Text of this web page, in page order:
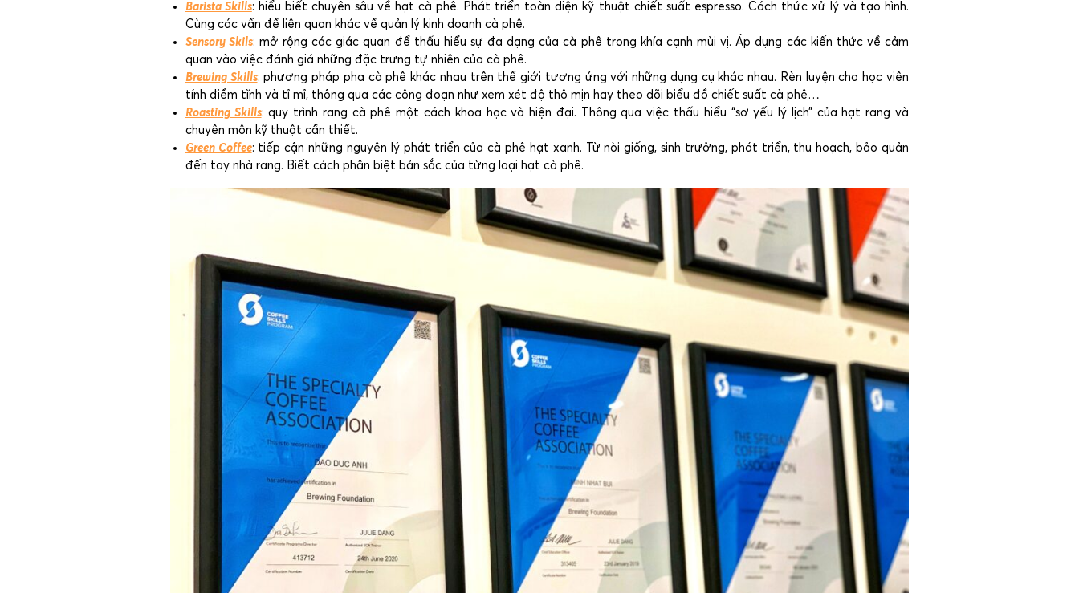
Barista Skills: hiểu biết chuyên sâu về hạt cà phê. Phát triển toàn diện kỹ thuật chiết suất espresso. Cách thức xử lý và tạo hình.
Cùng các vấn đề liên quan khác về quản lý kinh doanh cà phê.
Sensory Skils: mở rộng các giác quan để thấu hiểu sự đa dạng của cà phê trong khía cạnh mùi vị. Áp dụng các kiến thức về cảm
quan vào việc đánh giá những đặc trưng tự nhiên của cà phê.
Brewing Skills: phương pháp pha cà phê khác nhau trên thế giới tương ứng với những dụng cụ khác nhau. Rèn luyện cho học viên
tính điềm tĩnh và tỉ mỉ, thông qua các công đoạn như xem xét độ thô mịn hay theo dõi biểu đồ chiết suất cà phê…
Roasting Skills: quy trình rang cà phê một cách khoa học và hiện đại. Thông qua việc thấu hiểu “sơ yếu lý lịch” của hạt rang và
chuyên môn kỹ thuật cần thiết.
Green Coffee: tiếp cận những nguyên lý phát triển của cà phê hạt xanh. Từ nòi giống, sinh trưởng, phát triển, thu hoạch, bảo quản
đến tay nhà rang. Biết cách phân biệt bản sắc của từng loại hạt cà phê.